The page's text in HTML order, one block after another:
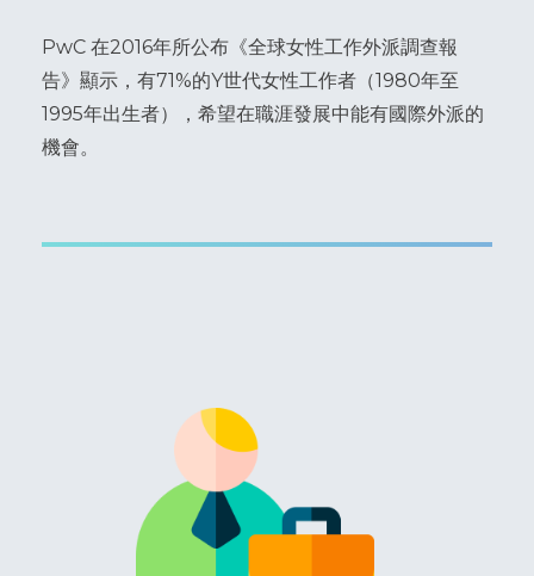
PwC 在2016年所公布《全球女性工作外派調查報
告》顯示，有71%的Y世代女性工作者（1980年至
1995年出生者），希望在職涯發展中能有國際外派的
機會。